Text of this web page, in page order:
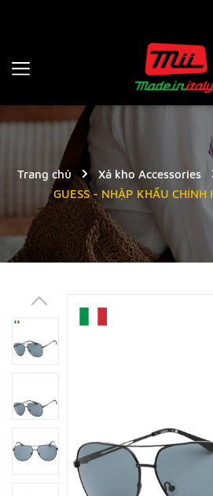
Trang chủ Xả kho Accessories
GUESS - NHẬP KHẨU CHÍNH